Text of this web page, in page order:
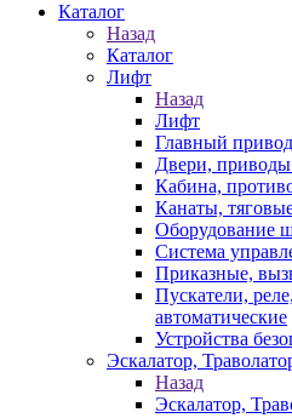
Каталог
Назад
Каталог
Лифт
Назад
Лифт
Главный привод
Двери, приводы
Кабина,
Канаты,
Оборудование
Система
Приказные,
Пускатели,
автоматические
Устройства
Эскалатор,
Назад
Эскалатор,